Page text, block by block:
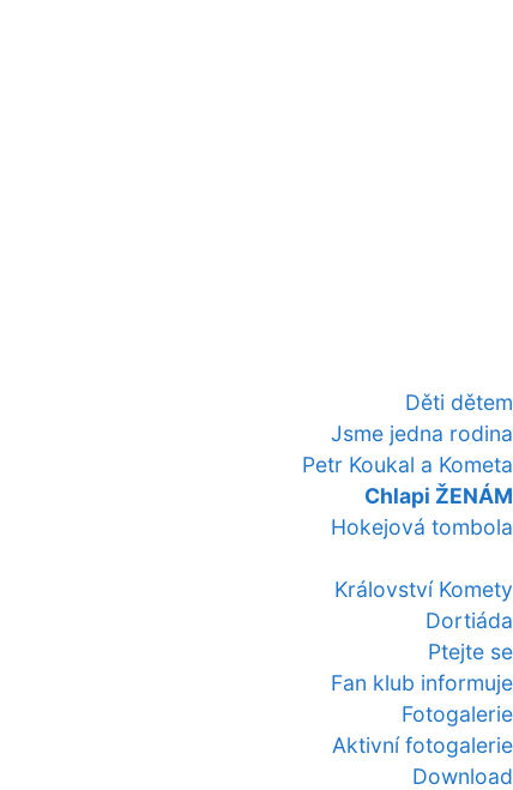
Děti dětem
Jsme jedna rodina
Petr Koukal a Kometa
Chlapi ŽENÁM
Hokejová tombola
Království Komety
Dortiáda
Ptejte se
Fan klub informuje
Fotogalerie
Aktivní fotogalerie
Download